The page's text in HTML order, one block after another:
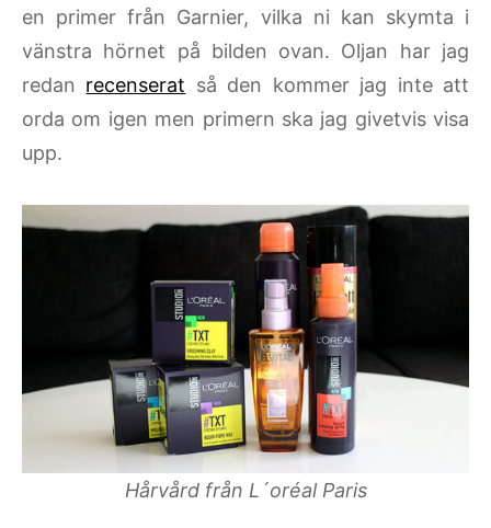
en primer från Garnier, vilka ni kan skymta i
vänstra hörnet på bilden ovan. Oljan har jag
redan recenserat så den kommer jag inte att
orda om igen men primern ska jag givetvis visa
upp.
Hårvård från L´oréal Paris